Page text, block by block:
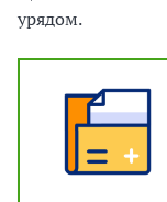
урядом.